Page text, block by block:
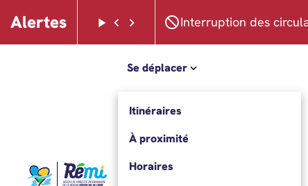
Aller au menu
Aller au contenu
Alertes Lancer le défilement des alertes
Faire défiler les alertes à gauche
Faire défiler les alertes à droite
Interruption des
Se déplacer
Itinéraires
À proximité
Horaires